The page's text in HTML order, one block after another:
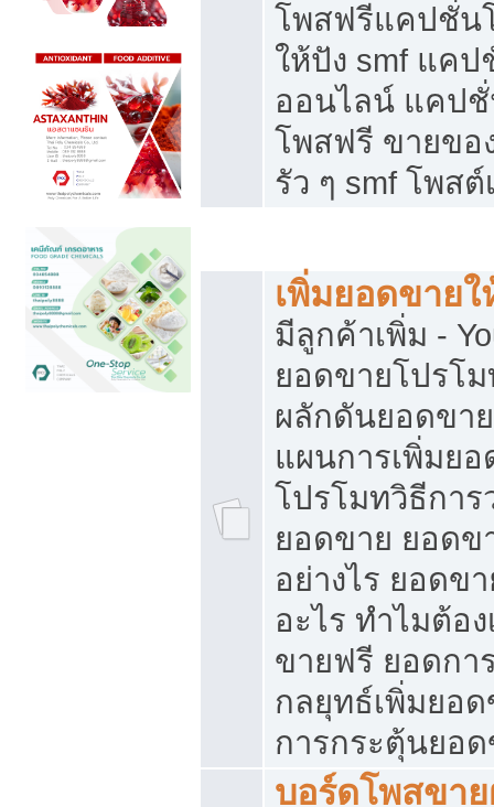
โพสฟรีแคปชั่น
ให้ปัง smf แค
ออนไลน์ แคป
โพสฟรี ขายขอ
รัว ๆ smf โพส
เพิ่มยอดขายใ
มีลูกค้าเพิ่ม -
ยอดขายโปรโ
ผลักดันยอดขา
แผนการเพิ่มย
โปรโมทวิธีการ
ยอดขาย ยอดข
อย่างไร ยอดข
อะไร ทำไมต้อ
ขายฟรี ยอดกา
กลยุทธ์เพิ่มยอ
การกระตุ้นยอ
บอร์ดโพสขา